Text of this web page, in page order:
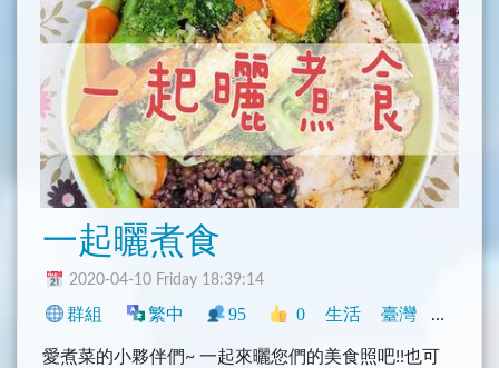
一起曬煮食
2020-04-10 Friday 18:39:14
群組 繁中 95 0 生活 臺灣 興趣
愛煮菜的小夥伴們~ 一起來曬您們的美食照吧!!也可